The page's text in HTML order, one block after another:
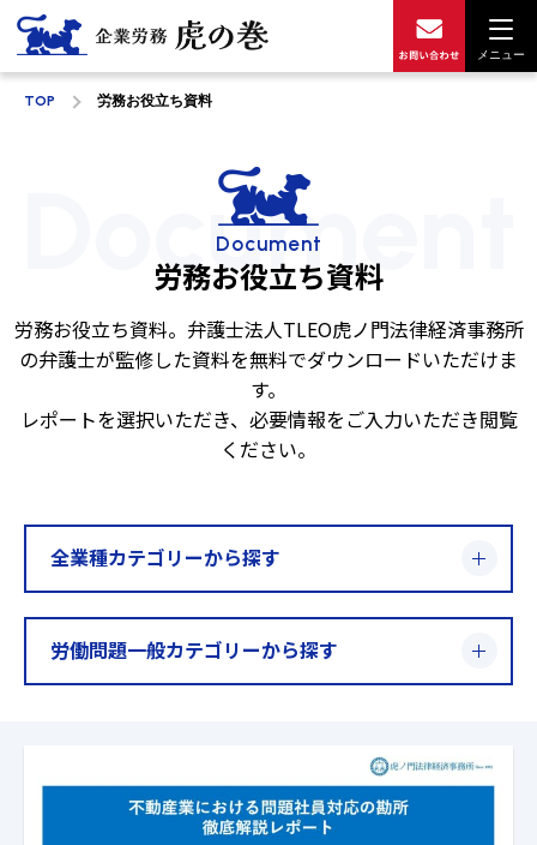
メニュー
TOP 労務お役立ち資料
Document
Document
労務お役立ち資料
労務お役立ち資料。弁護士法人TLEO虎ノ門法律経済事務所
の弁護士が監修した資料を無料でダウンロードいただけま
す。
レポートを選択いただき、必要情報をご入力いただき閲覧
ください。
全業種カテゴリーから探す
労働問題一般カテゴリーから探す